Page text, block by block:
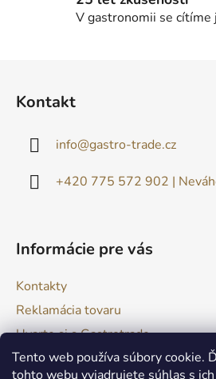
Tento web používa súbory cookie.
tohto webu vyjadrujete súhlas s
V gastronomii se cítíme
Kontakt
info@gastro-trade.cz
+420 775 572 902 |
Informácie pre vás
Kontakty
Reklamácia tovaru
Uvarte si s Gastrotrade
Naše produkty - Tipy a triky